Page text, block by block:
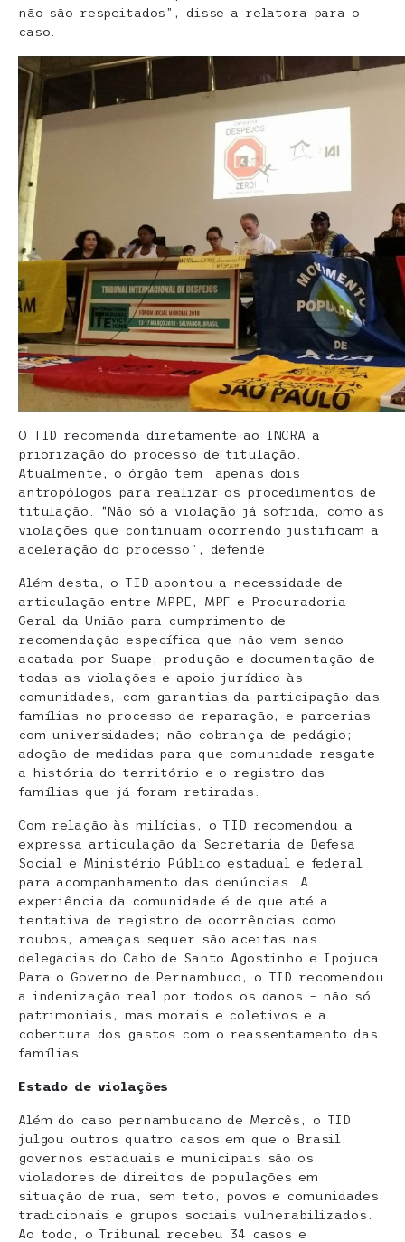
não são respeitados”, disse a relatora para o
caso.
O TID recomenda diretamente ao INCRA a
priorização do processo de titulação.
Atualmente, o órgão tem apenas dois
antropólogos para realizar os procedimentos de
titulação. “Não só a violação já sofrida, como as
violações que continuam ocorrendo justificam a
aceleração do processo”, defende.
Além desta, o TID apontou a necessidade de
articulação entre MPPE, MPF e Procuradoria
Geral da União para cumprimento de
recomendação específica que não vem sendo
acatada por Suape; produção e documentação de
todas as violações e apoio jurídico às
comunidades, com garantias da participação das
famílias no processo de reparação, e parcerias
com universidades; não cobrança de pedágio;
adoção de medidas para que comunidade resgate
a história do território e o registro das
famílias que já foram retiradas.
Com relação às milícias, o TID recomendou a
expressa articulação da Secretaria de Defesa
Social e Ministério Público estadual e federal
para acompanhamento das denúncias. A
experiência da comunidade é de que até a
tentativa de registro de ocorrências como
roubos, ameaças sequer são aceitas nas
delegacias do Cabo de Santo Agostinho e Ipojuca.
Para o Governo de Pernambuco, o TID recomendou
a indenização real por todos os danos – não só
patrimoniais, mas morais e coletivos e a
cobertura dos gastos com o reassentamento das
famílias.
Estado de violações
Além do caso pernambucano de Mercês, o TID
julgou outros quatro casos em que o Brasil,
governos estaduais e municipais são os
violadores de direitos de populações em
situação de rua, sem teto, povos e comunidades
tradicionais e grupos sociais vulnerabilizados.
Ao todo, o Tribunal recebeu 34 casos e